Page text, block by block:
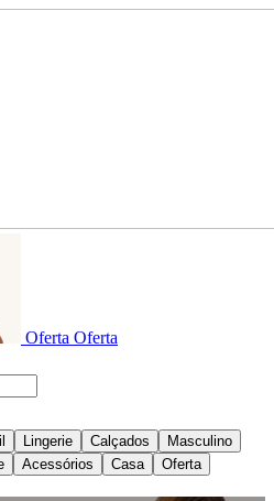
Oferta Oferta
Lingerie Calçados
Masculino
Acessórios Casa Oferta